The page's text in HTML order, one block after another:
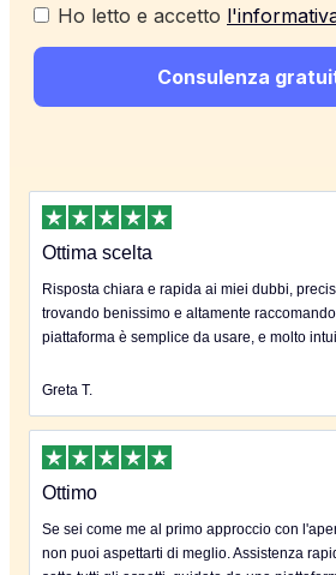
Ho letto e accetto
Consulenza
Ottima scelta
Risposta chiara e rapida ai miei dubbi,
trovando benissimo e altamente
piattaforma è semplice da usare, e molto
Greta T.
Ottimo
Se sei come me al primo approccio con
non puoi aspettarti di meglio. Assistenza